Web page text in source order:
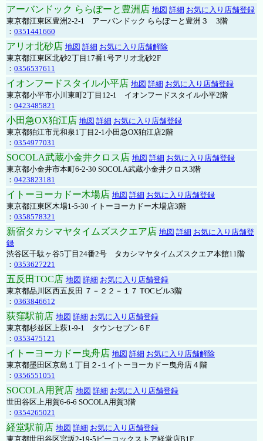
アーバンドック ららぽーと豊洲店 地図 詳細 お気に入り店舗登録
東京都江東区豊洲2-2-1 アーバンドック ららぽーと豊洲３ 3階
： 0351441660
アリオ北砂店 地図 詳細 お気に入り店舗解除
東京都江東区北砂2丁目17番1号アリオ北砂2F
： 0356537611
イオンフードスタイル小平店 地図 詳細 お気に入り店舗登録
東京都小平市小川東町2丁目12-1 イオンフードスタイル小平2階
： 0423485821
小田急OX狛江店 地図 詳細 お気に入り店舗登録
東京都狛江市元和泉1丁目2-1小田急OX狛江店2階
： 0354977031
SOCOLA武蔵小金井クロス店 地図 詳細 お気に入り店舗登録
東京都小金井市本町6-2-30 SOCOLA武蔵小金井クロス3階
： 0423823181
イトーヨーカドー木場店 地図 詳細 お気に入り店舗登録
東京都江東区木場1-5-30 イトーヨーカドー木場店3階
： 0358578321
新宿タカシマヤタイムズスクエア店 地図 詳細 お気に入り店舗登
録
渋谷区千駄ヶ谷5丁目24番2号 タカシマヤタイムズスクエア本館11階
： 0353627221
五反田TOC店 地図 詳細 お気に入り店舗登録
東京都品川区西五反田 ７－２２－１７ TOCビル3階
： 0363846612
荻窪駅前店 地図 詳細 お気に入り店舗登録
東京都杉並区上萩1-9-1 タウンセブン６F
： 0353475121
イトーヨーカドー曳舟店 地図 詳細 お気に入り店舗解除
東京都墨田区京島１丁目２-１イトーヨーカドー曳舟店４階
： 0356551051
SOCOLA用賀店 地図 詳細 お気に入り店舗登録
世田谷区上用賀6-6-6 SOCOLA用賀3階
： 0354265021
経堂駅前店 地図 詳細 お気に入り店舗登録
東京都世田谷区宮坂2-19-5ピーコックストア経堂店B1F